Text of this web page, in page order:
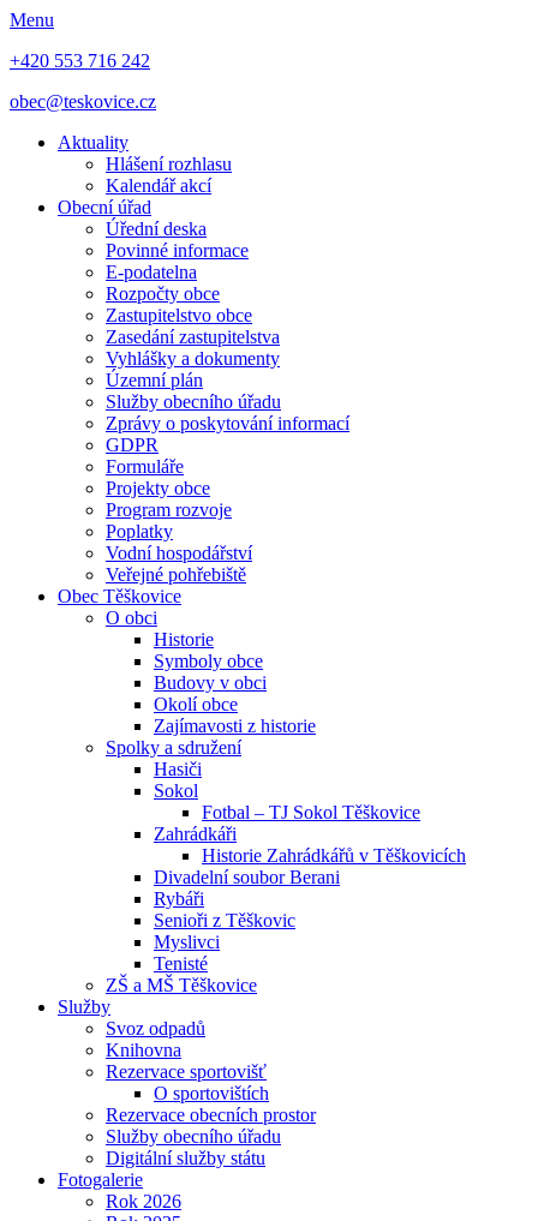
Menu
+420 553 716 242
obec@teskovice.cz
Aktuality
Hlášení rozhlasu
Kalendář akcí
Obecní úřad
Úřední deska
Povinné informace
E-podatelna
Rozpočty obce
Zastupitelstvo obce
Zasedání zastupitelstva
Vyhlášky a dokumenty
Územní plán
Služby obecního úřadu
Zprávy o poskytování informací
GDPR
Formuláře
Projekty obce
Program rozvoje
Poplatky
Vodní hospodářství
Veřejné pohřebiště
Obec Těškovice
O obci
Historie
Symboly obce
Budovy v obci
Okolí obce
Zajímavosti z historie
Spolky a sdružení
Hasiči
Sokol
Fotbal – TJ Sokol Těškovice
Zahrádkáři
Historie Zahrádkářů v Těškovicích
Divadelní soubor Berani
Rybáři
Senioři z Těškovic
Myslivci
Tenisté
ZŠ a MŠ Těškovice
Služby
Svoz odpadů
Knihovna
Rezervace sportovišť
O sportovištích
Rezervace obecních prostor
Služby obecního úřadu
Digitální služby státu
Fotogalerie
Rok 2026